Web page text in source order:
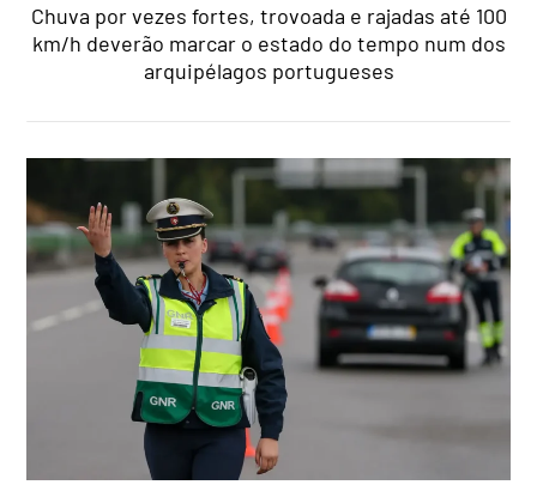
Chuva por vezes fortes, trovoada e rajadas até 100
km/h deverão marcar o estado do tempo num dos
arquipélagos portugueses